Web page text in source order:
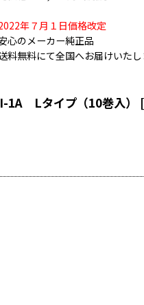
年７月１日価格改定
心のメーカー純正品
料無料にて全国へお届けいたし
Lタイプ（10巻入） [